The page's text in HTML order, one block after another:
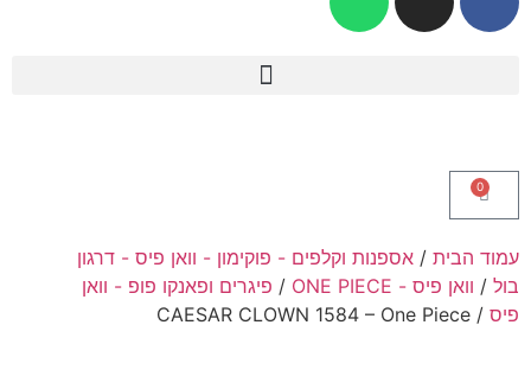
0
עמוד הבית / אספנות וקלפים - פוקימון - וואן פיס - דרגון
בול / וואן פיס - ONE PIECE / פיגרים ופאנקו פופ - וואן
פיס / CAESAR CLOWN 1584 – One Piece